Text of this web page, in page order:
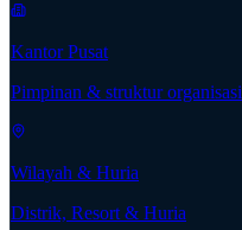
Kantor Pusat
Pimpinan & struktur organisasi
Wilayah & Huria
Distrik, Resort & Huria